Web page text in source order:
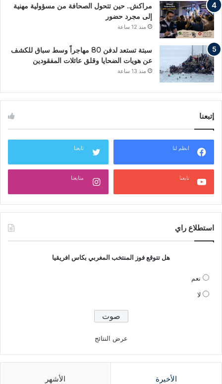
مراكش.. حين تتحول الصحافة من مسؤولية مهنية
إلى مجرد حضور
منذ 12 ساعة
سبتة تستعد لدفن 80 مهاجراً وسط سباق للكشف
عن هويات الضحايا وقلق عائلات المفقودين
منذ 13 ساعة
إتبعنا
انظم لنا تابعنا
تابعنا متابعنا
استطلاع راي
هل تتوقع فوز المنتخب المغربي بكاس افريقيا
نعم
لا
عرض النتائج
الأخيرة الأشهر